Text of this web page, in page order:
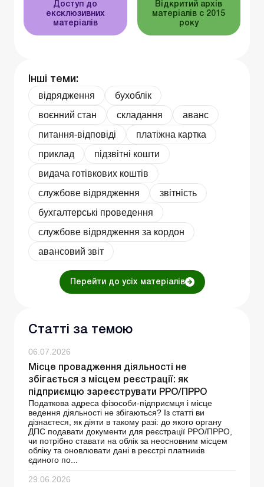
Доступ до
ексклюзивних
матеріалів
Відкритий архів
матеріалів c 2015
року
Інші теми:
відрядження
бухоблік
воєнний стан
складання
аванс
питання-відповіді
платіжна картка
приклад
підзвітні кошти
видача готівкових коштів
службове відрядження
звітність
бухгалтерські проведення
службове відрядження за кордон
авансовий звіт
Перейти до усіх матеріалів
Статті за темою
06.07.2026
Місце провадження діяльності не
збігається з місцем реєстрації: як
підприємцю зареєструвати РРО/ПРРО
Податкова адреса фізособи-підприємця і місце
ведення діяльності не збігаються? Із статті ви
дізнаєтеся, як діяти в такому разі: до якого органу
ДПС подавати документи для реєстрації РРО/ПРРО,
чи потрібно ставати на облік за неосновним місцем
обліку та оновлювати дані в реєстрі платників
єдиного по...
29.06.2026